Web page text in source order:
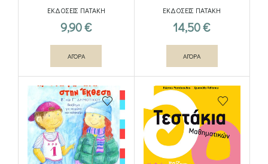
ΕΚΔΟΣΕΙΣ ΠΑΤΑΚΗ
9,90€
ΑΓΟΡΑ
ΕΚΔΟΣΕΙΣ ΠΑΤΑΚΗ
14,50€
ΑΓΟΡΑ